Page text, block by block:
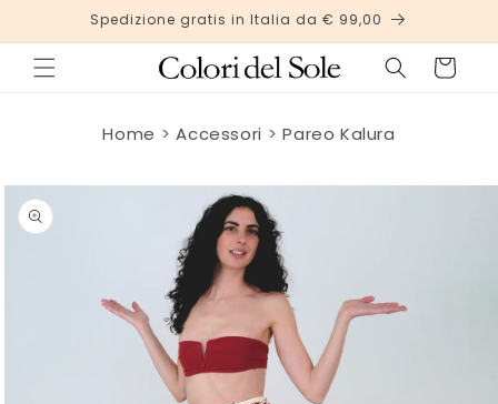
direttamente
ai contenuti
Spedizione gratis in Italia da € 99,00
Carrello
Home Accessori
Pareo Kalura
informazioni
sul
prodotto